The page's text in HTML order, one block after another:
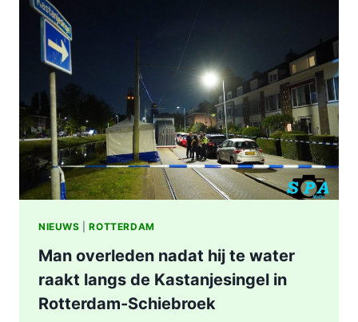
SCHIETPARTIJ
ROTTERDAM
NIEUWS |ROTTERDAM
Man overleden nadat hij te water
raakt langs de Kastanjesingel in
Rotterdam-Schiebroek